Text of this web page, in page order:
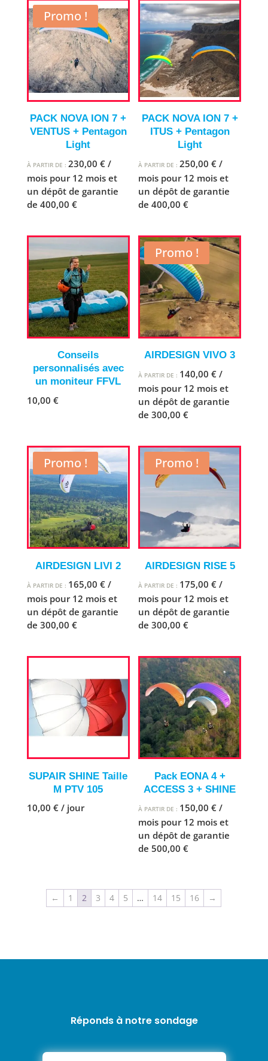
Promo !
PACK NOVA ION 7 +
VENTUS + Pentagon
Light
À PARTIR DE : 230,00 € /
mois pour 12 mois et
un dépôt de garantie
de 400,00 €
PACK NOVA ION 7 +
ITUS + Pentagon
Light
À PARTIR DE :250,00€ /
mois pour 12 mois et
un dépôt de garantie
de400,00€
Conseils
personnalisés avec
un moniteur FFVL
10,00 €
Promo !
AIRDESIGN VIVO 3
À PARTIR DE : 140,00€ /
mois pour 12 mois et
un dépôt de garantie
de300,00€
Promo !
AIRDESIGN LIVI 2
À PARTIR DE : 165,00 € /
mois pour 12 mois et
un dépôt de garantie
de 300,00 €
Promo !
AIRDESIGN RISE 5
À PARTIR DE : 175,00€ /
mois pour 12 mois et
un dépôt de garantie
de300,00€
SUPAIR SHINE Taille
M PTV 105
10,00 €/ jour
Pack EONA 4 +
ACCESS 3 + SHINE
À PARTIR DE : 150,00€ /
mois pour 12 mois et
un dépôt de garantie
de500,00€
← 1 2 3 4 5 … 14 15 16 →
Réponds à notre sondage